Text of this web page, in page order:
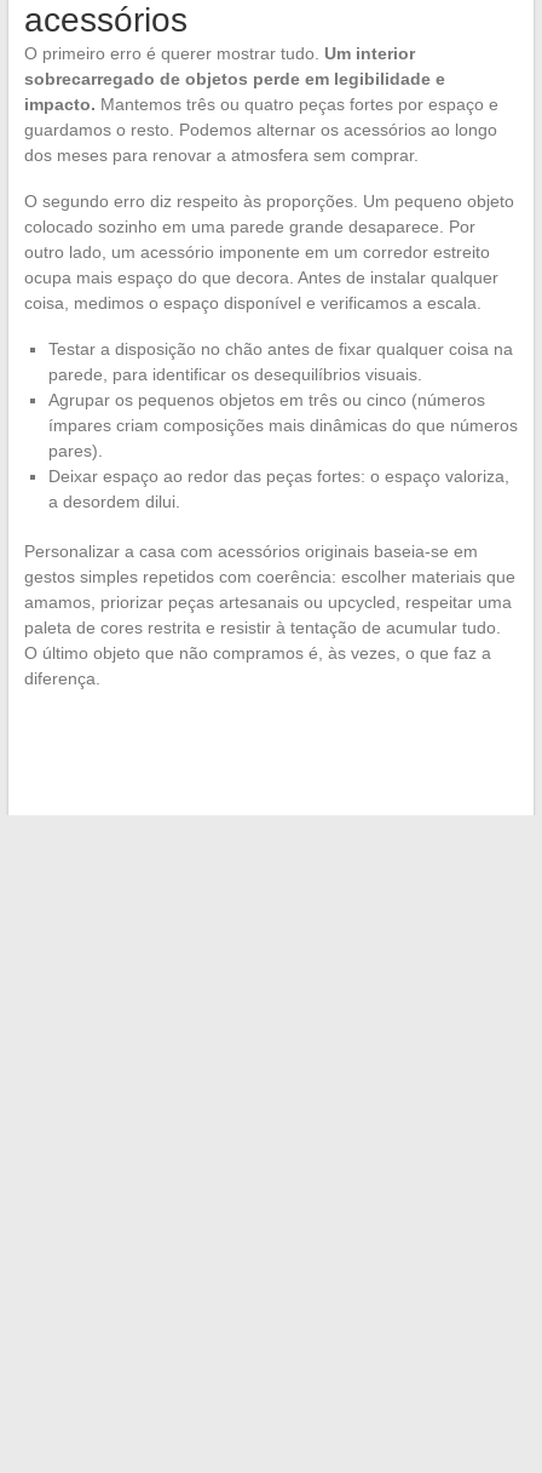
acessórios
O primeiro erro é querer mostrar tudo. Um interior
sobrecarregado de objetos perde em legibilidade e
impacto. Mantemos três ou quatro peças fortes por espaço e
guardamos o resto. Podemos alternar os acessórios ao longo
dos meses para renovar a atmosfera sem comprar.
O segundo erro diz respeito às proporções. Um pequeno objeto
colocado sozinho em uma parede grande desaparece. Por
outro lado, um acessório imponente em um corredor estreito
ocupa mais espaço do que decora. Antes de instalar qualquer
coisa, medimos o espaço disponível e verificamos a escala.
Testar a disposição no chão antes de fixar qualquer coisa na
parede, para identificar os desequilíbrios visuais.
Agrupar os pequenos objetos em três ou cinco (números
ímpares criam composições mais dinâmicas do que números
pares).
Deixar espaço ao redor das peças fortes: o espaço valoriza,
a desordem dilui.
Personalizar a casa com acessórios originais baseia-se em
gestos simples repetidos com coerência: escolher materiais que
amamos, priorizar peças artesanais ou upcycled, respeitar uma
paleta de cores restrita e resistir à tentação de acumular tudo.
O último objeto que não compramos é, às vezes, o que faz a
diferença.